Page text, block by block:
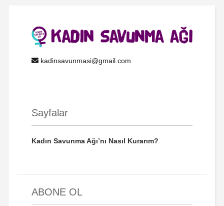
kadinsavunmasi@gmail.com
Sayfalar
Kadın Savunma Ağı’nı Nasıl Kurarım?
ABONE OL